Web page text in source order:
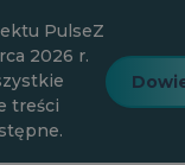
PulseZ
2026 r.
treści